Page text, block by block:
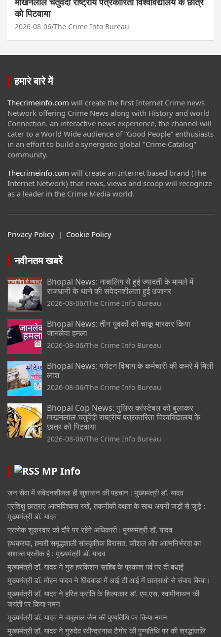
को पिटवाया
2026-08-06 The Crime Info Bureau
हमारे बारे में
Thecrimeinfo.com will create the first Internet Crime news
Network offering Crime News along with History and world
Connection. an interactive news experience, the channel will
cater to a World Wide audience of “Good People” enthusiasts
in an effort to build a synergistic global "Crime Catalog"
community.
Thecrimeinfo.com will create an Internet based brand (The
Internet Network) that news, views and scoop will recognize
as a leader in the Crime Media world.
Privacy Policy | Cookie Policy
नवीनतम खबरें
Bhopal News: नाबालिग से हुई ज्यादती के मामले में
राजधानी के थाने की संवेदनशीलता हुई उजागर
2026-08-06 The Crime Info Bureau
Bhopal News: तीन युवकों को चाकू मारकर किया
जानलेवा हमला
2026-08-06 The Crime Info Bureau
Bhopal News: पर्यटन विभाग के कर्मचारी की कमरे में मिली
लाश
2026-08-06 The Crime Info Bureau
Bhopal Cop News: पुलिस कांस्टेबल को बुलाकर
माखनलाल चतुर्वेदी राष्ट्रीय पत्रकारिता विश्वविद्यालय के
छात्र को पिटवाया
2026-08-06 The Crime Info Bureau
MP Info
जन सेवा में संवेदनशीलता ही सुशासन की पहचान : मुख्यमंत्री डॉ. यादव
प्रशिक्षु छात्राएं आत्मविश्वास रखें, तकनीकी दक्षता के साथ अपनी जड़ों से जुड़े :
मुख्यमंत्री डॉ. यादव
प्रत्येक शुक्रवार को दौरे पर रहेंगे अधिकारी : मुख्यमंत्री डॉ. यादव
हथकरघा, हमारी समृद्धशाली सांस्कृतिक विरासत, कौशल और आत्मनिर्भरता का
सशक्त प्रतीक है : मुख्यमंत्री डॉ. यादव
मुख्यमंत्री डॉ. यादव ने गुरु हरकिशन साहिब के प्रकाश पर्व पर दी बधाई
मुख्यमंत्री डॉ. मोहन यादव ने छिंदवाड़ा में आई टी आई में छात्राओ से संवाद किया।
मुख्यमंत्री डॉ. यादव ने हरित क्रांति के शिल्पकार डॉ. एम.एस. स्वामीनाथन की
जयंती पर किया नमन
मुख्यमंत्री डॉ. यादव ने बाबूलाल जैन की पुण्यतिथि पर किया नमन
मुख्यमंत्री डॉ. यादव ने गुरुदेव रवीन्द्रनाथ टैगोर की पुण्यतिथि पर की श्रद्धांजलि